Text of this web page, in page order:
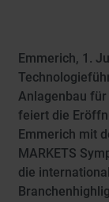
Emmerich, 1.
Anlagenbau
feiert die
Emmerich mit
MARKETS
die